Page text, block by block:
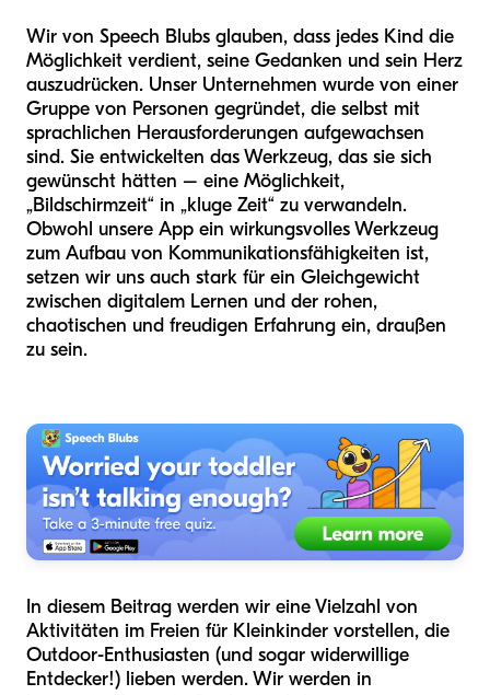
Wir von Speech Blubs glauben, dass jedes Kind die
Möglichkeit verdient, seine Gedanken und sein Herz
auszudrücken. Unser Unternehmen wurde von einer
Gruppe von Personen gegründet, die selbst mit
sprachlichen Herausforderungen aufgewachsen
sind. Sie entwickelten das Werkzeug, das sie sich
gewünscht hätten – eine Möglichkeit,
„Bildschirmzeit“ in „kluge Zeit“ zu verwandeln.
Obwohl unsere App ein wirkungsvolles Werkzeug
zum Aufbau von Kommunikationsfähigkeiten ist,
setzen wir uns auch stark für ein Gleichgewicht
zwischen digitalem Lernen und der rohen,
chaotischen und freudigen Erfahrung ein, draußen
zu sein.
In diesem Beitrag werden wir eine Vielzahl von
Aktivitäten im Freien für Kleinkinder vorstellen, die
Outdoor-Enthusiasten (und sogar widerwillige
Entdecker!) lieben werden. Wir werden in